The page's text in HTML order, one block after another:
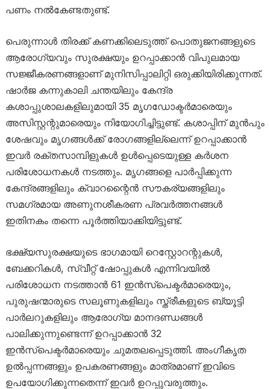
പണം നൽകേണ്ടതുണ്ട്.
പെരുന്നാൾ തിരക്ക് കണക്കിലെടുത്ത് പൊതുജനങ്ങളുടെ
ആരോഗ്യവും സുരക്ഷയും ഉറപ്പാക്കാൻ വിപുലമായ
സജ്ജീകരണങ്ങളാണ് മുനിസിപ്പാലിറ്റി ഒരുക്കിയിരിക്കുന്നത്.
ഷാർജ കന്നുകാലി ചന്തയിലും കേന്ദ്ര
കശാപ്പുശാലകളിലുമായി 35 മൃഗഡോക്ടർമാരെയും
അസിസ്റ്റന്റുമാരെയും നിയോഗിച്ചിട്ടുണ്ട്. കശാപ്പിന് മുൻപും
ശേഷവും മൃഗങ്ങൾക്ക് രോഗങ്ങളില്ലെന്ന് ഉറപ്പാക്കാൻ
ഇവർ രക്തസാമ്പിളുകൾ ഉൾപ്പെടെയുള്ള കർശന
പരിശോധനകൾ നടത്തും. മൃഗങ്ങളെ പാർപ്പിക്കുന്ന
കേന്ദ്രങ്ങളിലും ക്വാറന്റൈൻ സൗകര്യങ്ങളിലും
സമഗ്രമായ അണുനശീകരണ പ്രവർത്തനങ്ങൾ
ഇതിനകം തന്നെ പൂർത്തിയാക്കിയിട്ടുണ്ട്.
ഭക്ഷ്യസുരക്ഷയുടെ ഭാഗമായി റെസ്റ്റോറന്റുകൾ,
ബേക്കറികൾ, സ്വീറ്റ് ഷോപ്പുകൾ എന്നിവയിൽ
പരിശോധന നടത്താൻ 61 ഇൻസ്പെക്ടർമാരെയും,
പുരുഷന്മാരുടെ സലൂണുകളിലും സ്ത്രീകളുടെ ബ്യൂട്ടി
പാർലറുകളിലും ആരോഗ്യ മാനദണ്ഡങ്ങൾ
പാലിക്കുന്നുണ്ടെന്ന് ഉറപ്പാക്കാൻ 32
ഇൻസ്പെക്ടർമാരെയും ചുമതലപ്പെടുത്തി. അംഗീകൃത
ഉൽപ്പന്നങ്ങളും ഉപകരണങ്ങളും മാത്രമാണ് ഇവിടെ
ഉപയോഗിക്കുന്നതെന്ന് ഇവർ ഉറപ്പുവരുത്തും.